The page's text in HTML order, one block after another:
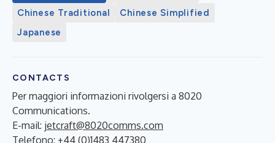
Chinese Traditional
Chinese Simplified
Japanese
CONTACTS
Per maggiori informazioni rivolgersi a 8020
Communications.
E-mail: jetcraft@8020comms.com
Telefono: +44 (0)1483 447380